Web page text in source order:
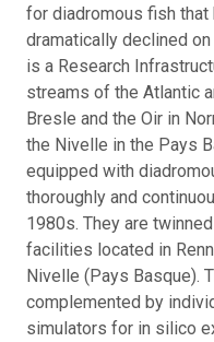
for diadromous fish that
dramatically declined
is a Research
streams of the Atlantic
Bresle and the Oir in
the Nivelle in the Pays
equipped with
thoroughly and
1980s. They are
facilities located in
Nivelle (Pays Basque).
complemented by
simulators for in silico